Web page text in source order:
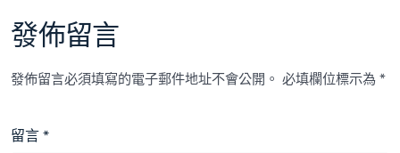
發佈留言
發佈留言必須填寫的電子郵件地址不會公開。 必填欄位標示為*
留言*